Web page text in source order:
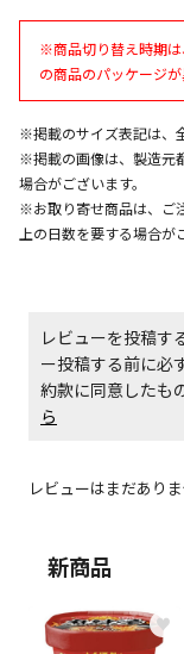
ただし、
ため、通
また、日
は、休業
設置工事
お見積商
※商品切り替え時期
の商品のパッケージが
※掲載のサイズ表記は、
※掲載の画像は、製造元
場合がございます。
※お取り寄せ商品は、ご
上の日数を要する場合が
レビューを投稿す
ー投稿する前に必
約款に同意した
ら
レビューはまだあり
新商品
♥